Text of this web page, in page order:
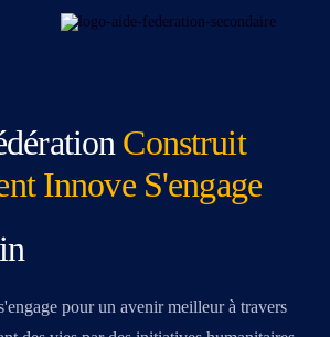
Construit
Innove S'engage
pour un avenir meilleur à travers